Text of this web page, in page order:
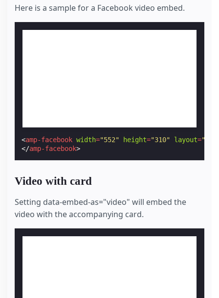
Here is a sample for a Facebook video embed.
<amp-facebook width="552" height="310" layout=
</amp-facebook>
Video with card
Setting data-embed-as="video" will embed the
video with the accompanying card.